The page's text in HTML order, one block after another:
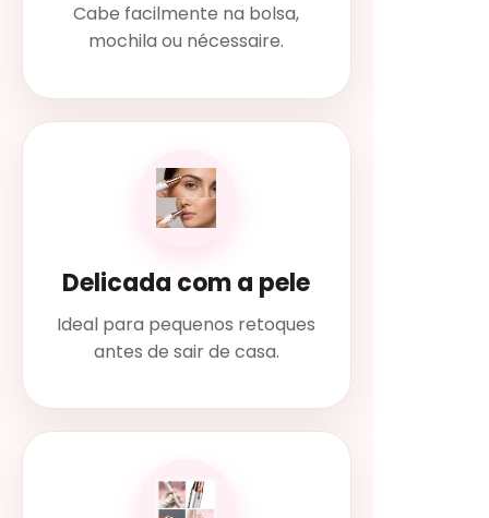
Cabe facilmente na bolsa,
mochila ou nécessaire.
Delicada com a pele
Ideal para pequenos retoques
antes de sair de casa.